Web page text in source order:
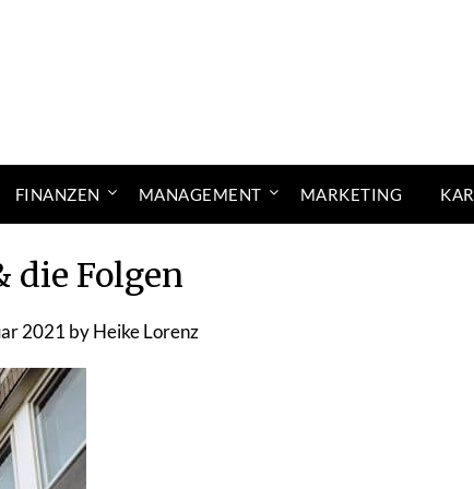
FINANZEN MANAGEMENT MARKETING
die Folgen
2021 byHeike Lorenz